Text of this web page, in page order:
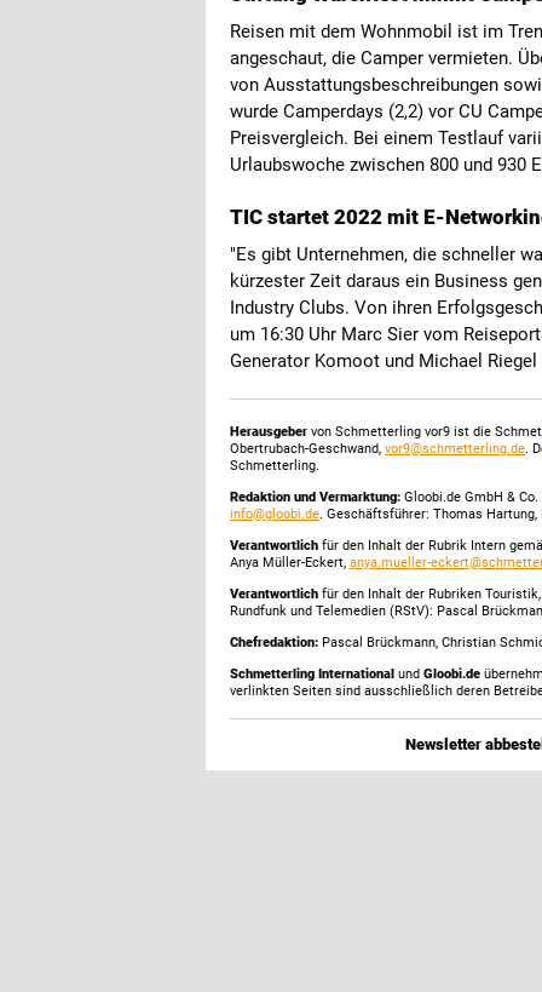
Reisen mit dem Wohnmobil ist im
angeschaut, die Camper vermieten.
von Ausstattungsbeschreibungen
wurde Camperdays (2,2) vor CU
Preisvergleich. Bei einem Testlauf
Urlaubswoche zwischen 800 und 930
TIC startet 2022 mit E-
"Es gibt Unternehmen, die schneller
kürzester Zeit daraus ein Business
Industry Clubs. Von ihren
um 16:30 Uhr Marc Sier vom
Generator Komoot und Michael
Herausgeber von Schmetterling vor9 ist die
Obertrubach-Geschwand, vor9@schmetterling.de.
Schmetterling.
Redaktion und Vermarktung: Gloobi.de GmbH &
info@gloobi.de. Geschäftsführer: Thomas
Verantwortlich für den Inhalt der Rubrik Intern
Anya Müller-Eckert, anya.mueller-
Verantwortlich für den Inhalt der Rubriken
Rundfunk und Telemedien (RStV): Pascal
Chefredaktion: Pascal Brückmann, Christian
Schmetterling International und Gloobi.de
verlinkten Seiten sind ausschließlich deren
Newsletter